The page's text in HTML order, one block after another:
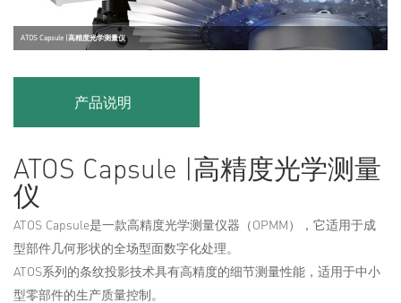
ATOS Capsule |高精度光学测量仪
产品说明
ATOS Capsule |高精度光学测量
仪
ATOS Capsule是一款高精度光学测量仪器（OPMM），它适用于成
型部件几何形状的全场型面数字化处理。
ATOS系列的条纹投影技术具有高精度的细节测量性能，适用于中小
型零部件的生产质量控制。